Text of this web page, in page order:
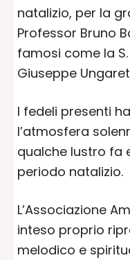
natalizio, per la
Professor Bruno
famosi come la
Giuseppe
I fedeli presenti
l’atmosfera
qualche lustro fa
periodo natalizio.
L’Associazione
inteso proprio
melodico e